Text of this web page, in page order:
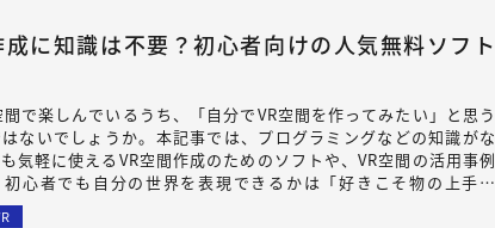
に知識は不要？初心者向けの人気無料ソフト
間で楽しんでいるうち、「自分でVR空間を作ってみたい」と思う
ないでしょうか。本記事では、プログラミングなどの知識がな
気軽に使えるVR空間作成のためのソフトや、VR空間の活用事例
心者でも自分の世界を表現できるかは「好きこそ物の上手な
、今日から開発をはじめてみません…